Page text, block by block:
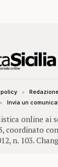
online ai
coordinato
n. 103.
Invia un